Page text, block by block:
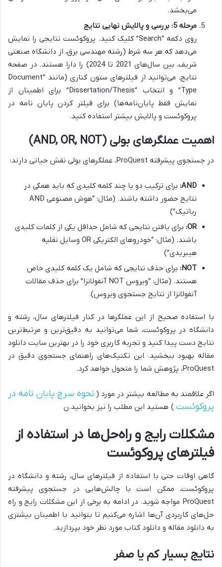
می‌بخشد.
مرحله 5: بررسی و پالایش نهایی نتایج
روی دکمه “Search” کلیک کنید. پروکوئست نتایجی را نمایش
می‌دهد که هر سه شرط (رشته مهندسی برق، از دانشگاه صنعتی
شریف، بین سال‌های 2021 تا 2024) را دارا هستند. در صفحه
نتایج، می‌توانید از فیلترهای ستون کناری (مانند “Document
Type” و انتخاب “Dissertation/Thesis” برای اطمینان از
نمایش فقط پایان‌نامه‌ها) برای فیلتر کردن پایان نامه در
پروکوئست و پالایش بیشتر استفاده کنید.
اهمیت عملگرهای بولی (AND, OR, NOT)
در جستجوی پیشرفته ProQuest، عملگرهای بولی نقش حیاتی دارند:
AND: برای ترکیب دو یا چند کلمه کلیدی که باید همگی در
نتایج حضور داشته باشند. (مثال: “هوش مصنوعی AND
رباتیک”)
OR: برای یافتن نتایجی که شامل حداقل یکی از کلمات کلیدی
باشند. (مثال: “خودروهای الکتریکی OR وسایل نقلیه
هیبریدی”)
NOT: برای حذف نتایجی که شامل یک کلمه کلیدی خاص
هستند. (مثال: “ویروس NOT آنفولانزا” برای حذف مقالات
آنفولانزا از نتایج جستجوی ویروس).
با استفاده صحیح از این عملگرها در کنار فیلترهای سال، رشته و
دانشگاه در پروکوئست، شما می‌توانید به دقیق‌ترین و مرتبط‌ترین
نتایج دست پیدا کنید و تجربه کاربری خود را در بهترین سایت دانلود
مقاله بهبود ببخشید. این تکنیک‌های راهنمای جستجوی دقیق در
ProQuest، پژوهش شما را متحول خواهد کرد.
اگر علاقمند به مطالعه بیشتر در مورد ( نحوه سرچ پایان نامه در
پروکوئست ) هستید این مطلب را نیز بخوانید.ن
مشکلات رایج و راه‌حل‌ها در استفاده از
فیلترهای پروکوئست
گاهی اوقات حتی با استفاده از فیلترهای سال، رشته و دانشگاه در
پروکوئست، ممکن است با چالش‌هایی در جستجوی پیشرفته
ProQuest مواجه شوید. در ادامه به برخی از این مشکلات رایج و راه
حل‌های کاربردی آن‌ها اشاره می‌کنیم تا بتوانید با اطمینان بیشتری
به دانلود مقاله و دانلود کتاب مورد نظر خود بپردازید.
نتایج بسیار کم یا صفر